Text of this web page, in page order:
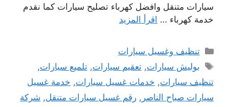
سيارات متنقل وافضل كهرباء تصليح سيارات كما نقدم
خدمة كهرباء … اقرأ المزيد
التصنيفات
تنظيف وغسيل سيارات
الوسوم
بوليش سيارات,تعقيم سيارات,تلميع سيارات,
تنظيف سيارات, خدمات غسيل سيارات, خدمة غسيل
سيارات صباح الناصر , رقم غسيل سيارات متنقل, شركة